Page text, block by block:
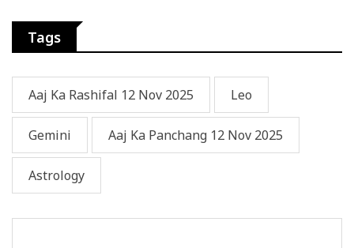
Tags
Aaj Ka Rashifal 12 Nov 2025 Leo
Gemini Aaj Ka Panchang 12 Nov 2025
Astrology